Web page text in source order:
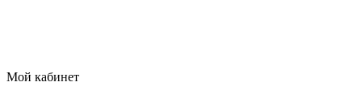
Мой кабинет